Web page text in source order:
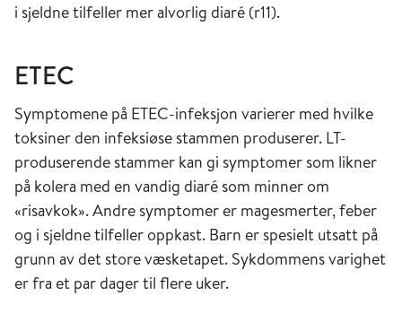
i sjeldne tilfeller mer alvorlig diaré (r11).
ETEC
Symptomene på ETEC-infeksjon varierer med hvilke
toksiner den infeksiøse stammen produserer. LT-
produserende stammer kan gi symptomer som likner
på kolera med en vandig diaré som minner om
«risavkok». Andre symptomer er magesmerter, feber
og i sjeldne tilfeller oppkast. Barn er spesielt utsatt på
grunn av det store væsketapet. Sykdommens varighet
er fra et par dager til flere uker.